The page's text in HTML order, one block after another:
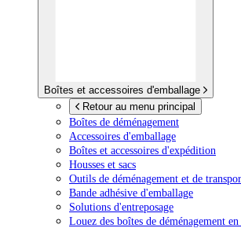
Boîtes et accessoires d'emballage
Retour au menu principal
Boîtes de déménagement
Accessoires d'emballage
Boîtes et accessoires d'expédition
Housses et sacs
Outils de déménagement et de
Bande adhésive d'emballage
Solutions d'entreposage
Louez des boîtes de déménagement